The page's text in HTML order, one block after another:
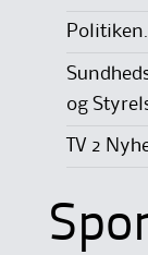
og
TV 2